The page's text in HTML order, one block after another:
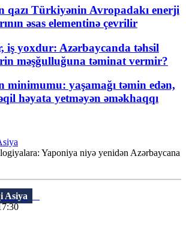
qazı Türkiyənin Avropadakı enerji
əsas elementinə çevrilir
iş yoxdur: Azərbaycanda təhsil
məşğulluğuna təminat vermir?
minimumu: yaşamağı təmin edən,
həyata yetməyən əməkhaqqı
Yaponiya niyə yenidən Azərbaycana
Asiya